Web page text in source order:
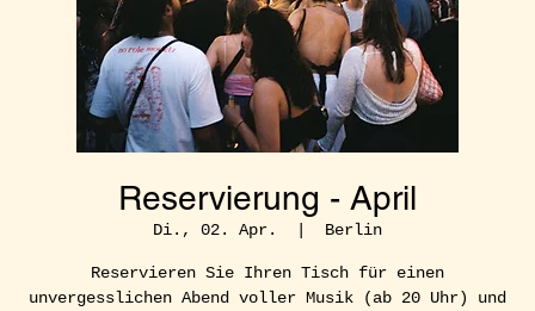
Reservierung - April
Di., 02. Apr.
  |
Berlin
Reservieren Sie Ihren Tisch für einen
unvergesslichen Abend voller Musik (ab 20 Uhr) und